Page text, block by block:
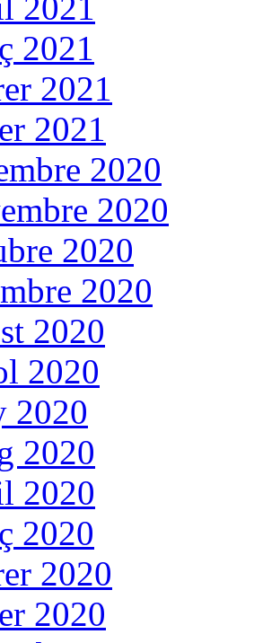
2021
2021
2021
2020
2020
2020
2020
2020
2020
2020
2020
2020
2020
2020
2020